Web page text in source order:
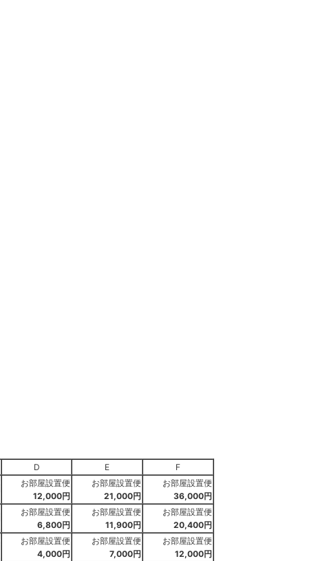
D E F
お部屋設置便
12,000円
お部屋設置便
21,000円
お部屋設置便
36,000円
お部屋設置便
6,800円
お部屋設置便
11,900円
お部屋設置便
20,400円
お部屋設置便
4,000円
お部屋設置便
7,000円
お部屋設置便
12,000円